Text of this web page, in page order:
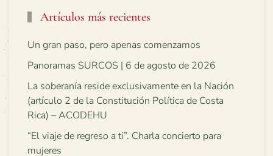
Artículos más recientes
Un gran paso, pero apenas comenzamos
Panoramas SURCOS | 6 de agosto de 2026
La soberanía reside exclusivamente en la Nación
(artículo 2 de la Constitución Política de Costa
Rica) – ACODEHU
“El viaje de regreso a ti”. Charla concierto para
mujeres